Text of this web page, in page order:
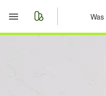
Merkliste